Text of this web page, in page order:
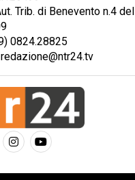
Trib. di Benevento n.4 del
0824.28825